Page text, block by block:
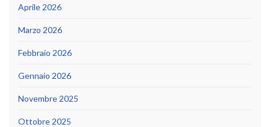
Aprile 2026
Marzo 2026
Febbraio 2026
Gennaio 2026
Novembre 2025
Ottobre 2025